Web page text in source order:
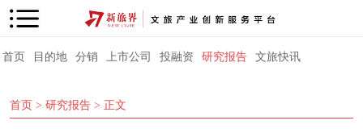
首页 目的地 分销 上市公司 投融资 研究报告 文旅快讯
首页 > 研究报告 > 正文